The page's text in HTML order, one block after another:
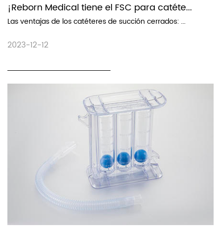
¡Reborn Medical tiene el FSC para catéte...
Las ventajas de los catéteres de succión cerrados: ...
2023-12-12